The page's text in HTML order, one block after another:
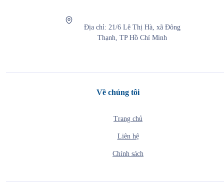
Địa chỉ: 21/6 Lê Thị Hà, xã Đông
Thạnh, TP Hồ Chí Minh
Về chúng tôi
Trang chủ
Liên hệ
Chính sách